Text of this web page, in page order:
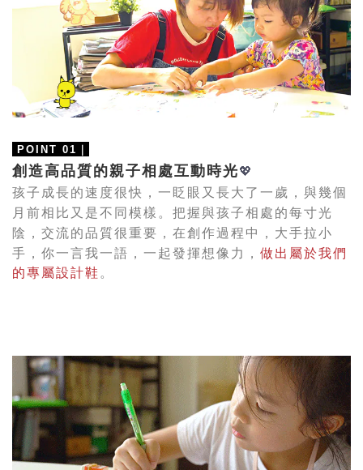
POINT 01 ｜
創造高品質的親子相處互動時光💖
孩子成長的速度很快，一眨眼又長大了一歲，與幾個
月前相比又是不同模樣。把握與孩子相處的每寸光
陰，交流的品質很重要，在創作過程中，大手拉小
手，你一言我一語，一起發揮想像力， 做出屬於我們
的專屬設計鞋 。